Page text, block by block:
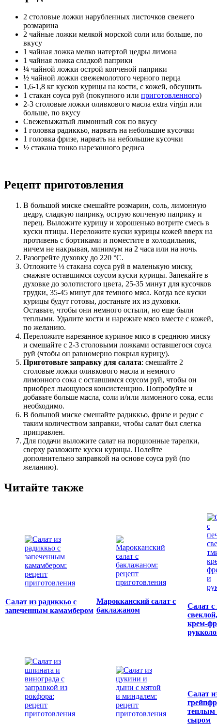
2 столовые ложки нарубленных листочков свежего
розмарина
2 чайные ложки мелкой морской соли или больше, по
вкусу
1 чайная ложка мелко натертой цедры лимона
1 чайная ложка сладкой паприки
¼ чайной ложки острой копченой паприки
½ чайной ложки свежемолотого черного перца
1,6-1,8 кг кусков курицы на кости, с кожей, обсушить
1 стакан соуса руй (покупного или приготовленного)
2-3 столовые ложки оливкового масла extra virgin или
больше, по вкусу
Свежевыжатый лимонный сок по вкусу
1 головка радиккьо, нарвать на небольшие кусочки
1 головка фризе, нарвать на небольшие кусочки
½ стакана тонко нарезанного редиса
Рецепт приготовления
В большой миске смешайте розмарин, соль, лимонную
цедру, сладкую паприку, острую копченую паприку и
перец. Выложите курицу и хорошенько вотрите смесь в
куски птицы. Переложите куски курицы кожей вверх на
противень с бортиками и поместите в холодильник,
ничем не накрывая, минимум на 2 часа или на ночь.
Разогрейте духовку до 220 °C.
Отложите ⅓ стакана соуса руй в маленькую миску,
смажьте оставшимся соусом куски курицы. Запекайте в
духовке до золотистого цвета, 25-35 минут для кусочков
грудки, 35-45 минут для темного мяса. Когда все куски
курицы будут готовы, достаньте их из духовки.
Оставьте, чтобы они немного остыли, но еще были
теплыми. Удалите кости и нарежьте мясо вместе с кожей,
по желанию.
Переложите нарезанное куриное мясо в среднюю миску
и смешайте с 2-3 столовыми ложками оставшегося соуса
руй (чтобы он равномерно покрыл курицу).
Приготовьте заправку для салата: смешайте 2
столовые ложки оливкового масла и немного
лимонного сока с оставшимся соусом руй, чтобы он
приобрел льющуюся консистенцию. Попробуйте и
добавьте больше масла, соли и/или лимонного сока, если
необходимо.
В большой миске смешайте радиккьо, фризе и редис с
таким количеством заправки, чтобы салат был слегка
приправлен.
Для подачи выложите салат на порционные тарелки,
сверху разложите куски курицы. Полейте
дополнительно заправкой на основе соуса руй (по
желанию).
Читайте также
Салат из радиккьо с
запеченным камамбером
Марокканский салат с
баклажаном
Салат с
крем-
Салат
теплым
сыром